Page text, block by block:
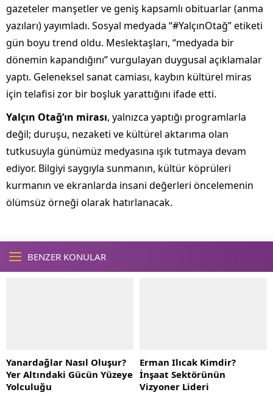
gazeteler manşetler ve geniş kapsamlı obituarlar (anma
yazıları) yayımladı. Sosyal medyada “#YalçınOtağ” etiketi
gün boyu trend oldu. Meslektaşları, “medyada bir
dönemin kapandığını” vurgulayan duygusal açıklamalar
yaptı. Geleneksel sanat camiası, kaybın kültürel miras
için telafisi zor bir boşluk yarattığını ifade etti.
Yalçın Otağ’ın mirası, yalnızca yaptığı programlarla
değil; duruşu, nezaketi ve kültürel aktarıma olan
tutkusuyla günümüz medyasına ışık tutmaya devam
ediyor. Bilgiyi saygıyla sunmanın, kültür köprüleri
kurmanın ve ekranlarda insani değerleri öncelemenin
ölümsüz örneği olarak hatırlanacak.
BENZER KONULAR
Yanardağlar Nasıl Oluşur?
Yer Altındaki Gücün Yüzeye
Yolculuğu
Erman Ilıcak Kimdir?
İnşaat Sektörünün
Vizyoner Lideri